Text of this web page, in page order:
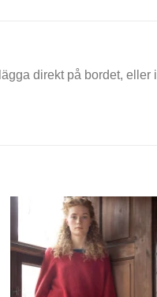
direkt på bordet, eller i